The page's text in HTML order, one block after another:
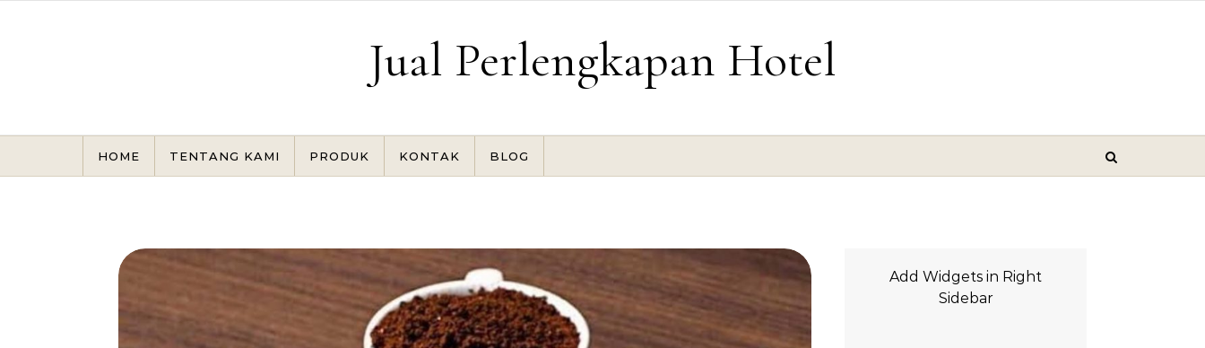
Jual Perlengkapan Hotel
HOME TENTANG KAMI PRODUK KONTAK BLOG
Add Widgets in Right
Sidebar